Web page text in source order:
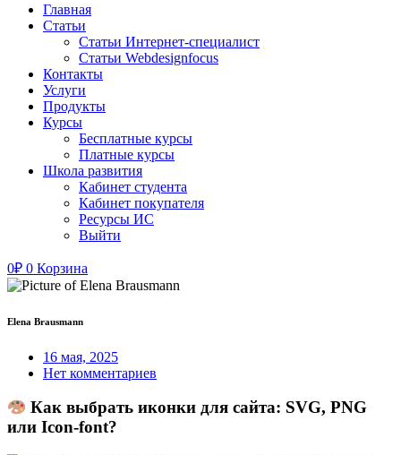
Главная
Статьи
Статьи Интернет-специалист
Статьи Webdesignfocus
Контакты
Услуги
Продукты
Курсы
Бесплатные курсы
Платные курсы
Школа развития
Кабинет студента
Кабинет покупателя
Ресурсы ИС
Выйти
0₽ 0 Корзина
Elena Brausmann
16 мая, 2025
Нет комментариев
Как выбрать иконки для сайта: SVG, PNG
или Icon-font?